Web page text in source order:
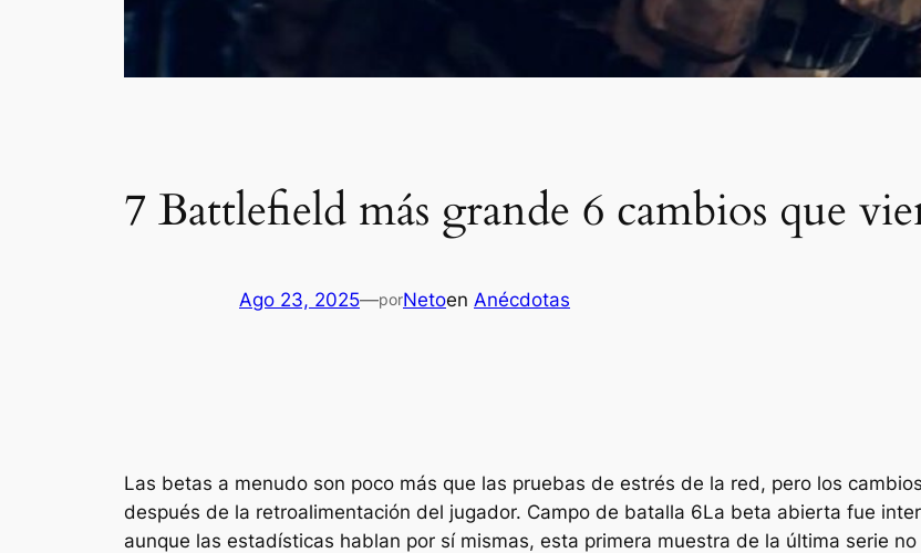
7 Battlefield más grande 6 cambios que
Ago 23, 2025—porNetoen Anécdotas
Las betas a menudo son poco más que las pruebas de estrés de la red, pero los
después de la retroalimentación del jugador. Campo de batalla 6La beta abierta fue
aunque las estadísticas hablan por sí mismas, esta primera muestra de la última serie